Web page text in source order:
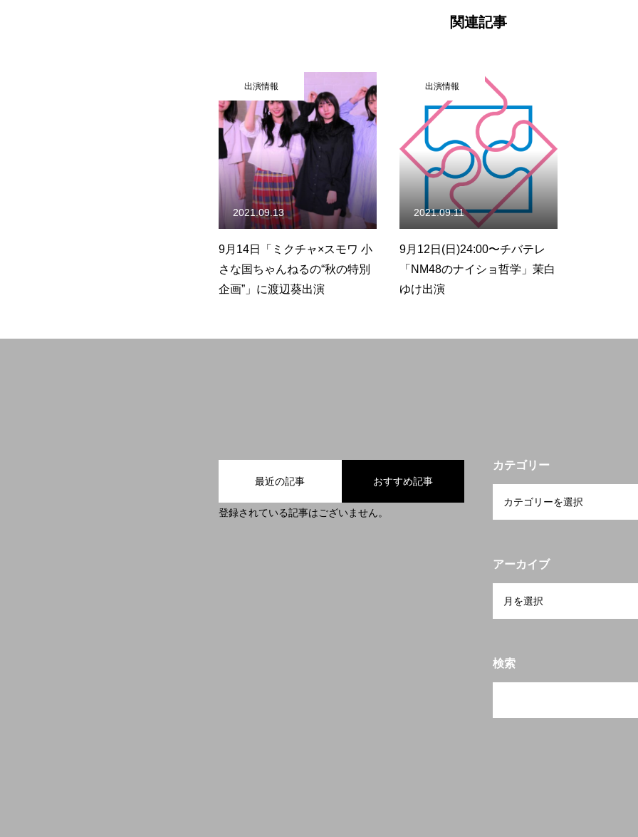
関連記事
出演情報
9月14日「ミクチャ×スモワ 小
さな国ちゃんねるの“秋の特別
企画”」に渡辺葵出演
2021.09.13
出演情報
9月12日(日)24:00〜チバテレ
「NM48のナイショ哲学」茉白
ゆけ出演
2021.09.11
最近の記事 おすすめ記事
登録されている記事はございません。
カテゴリー
アーカイブ
検索